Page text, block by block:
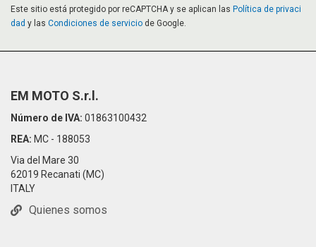
Este sitio está protegido por reCAPTCHA y se aplican las Política de privaci
dad y las Condiciones de servicio de Google.
EM MOTO S.r.l.
Número de IVA: 01863100432
REA: MC - 188053
Via del Mare 30
62019 Recanati (MC)
ITALY
Quienes somos